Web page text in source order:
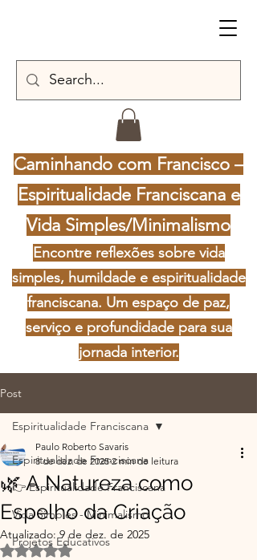
Caminhando com Francisco –
Espiritualidade Franciscana e
Vida Simples/Minimalismo
Encontre reflexões sobre vida
simples, humildade e espiritualidade
franciscana. Um espaço de paz,
serviço e profundidade para sua
jornada interior.
Post
Espiritualidade Franciscana
👉 Espiritualidade Franciscana
Vida Simples - Minimalismo
Projetos Educativos
Espiritualidade Franciscana
🌿 A Natureza como
Espelho da Criação
Paulo Roberto Savaris
8 de dez. de 2025 2 min de leitura
Atualizado:9 de dez. de 2025
Avaliado com NaN de 5 estrelas.